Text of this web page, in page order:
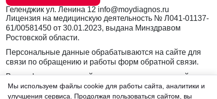
Геленджик ул. Ленина 12 info@moydiagnos.ru
Лицензия на медицинскую деятельность № Л041-01137-
61/00581450 от 30.01.2023, выдана Минздравом
Ростовской области.
Персональные данные обрабатываются на сайте для
связи по обращению и работы форм обратной связи.
Вся информация на сайте носит ознакомительный
характер и не заменяет очную консультацию врача.
Консультации по телефону и в мессенджерах не
Мы используем файлы cookie для работы сайта, аналитики и
улучшения сервиса. Продолжая пользоваться сайтом, вы